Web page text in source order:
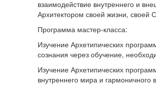
взаимодействие внутреннего и
Архитектором своей жизни, своей
Программа мастер-класса:
Изучение Архетипических
сознания через обучение,
Изучение Архетипических
внутреннего мира и